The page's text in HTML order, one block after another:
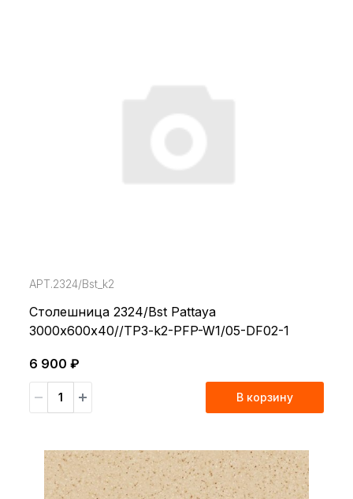
АРТ.2324/Bst_k2
Столешница 2324/Bst Pattaya
3000х600х40//TP3-k2-PFP-W1/05-DF02-1
6 900 ₽
В корзину